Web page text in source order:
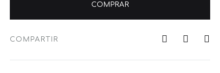
COMPRAR
COMPARTIR